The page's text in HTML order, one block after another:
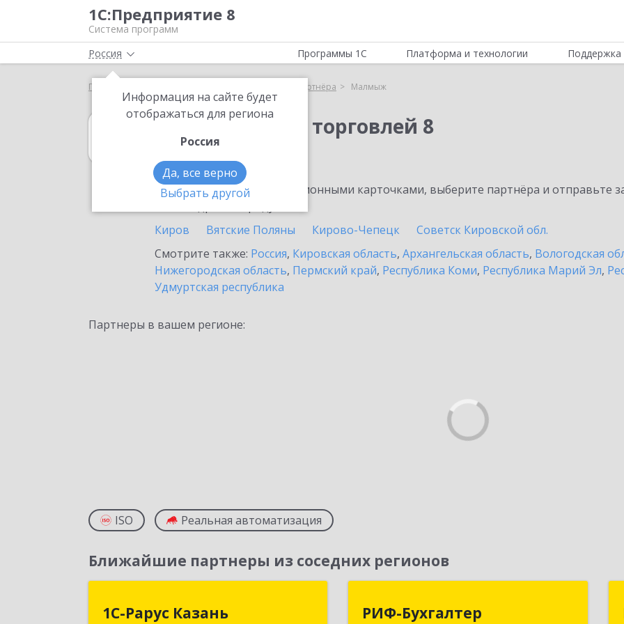
1С:Предприятие 8
Система программ
Россия
Информация на сайте будет
отображаться для региона
Россия
Да, все верно
Выбрать другой
Программы 1С Платформа и технологии Поддержка
Главная Выбор партнёра Малмыж
1С:Управление торговлей 8
в Малмыже
Ознакомьтесь с информационными карточками, выберите партнёра и отправьте
Киров
Вятские Поляны Кирово-Чепецк
Советск Кировской обл.
Смотрите также: Россия, Кировская область, Архангельская область, Вологодская
Нижегородская область, Пермский край, Республика Коми, Республика Марий Эл,
Удмуртская республика
Партнеры в вашем регионе:
ISO Реальная автоматизация
Ближайшие партнеры из соседних регионов
1С-Рарус Казань РИФ-Бухгалтер